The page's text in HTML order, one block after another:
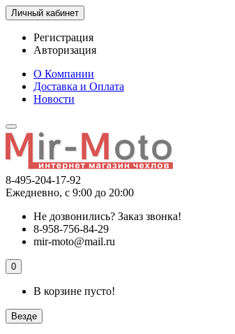
Личный кабинет
Регистрация
Авторизация
О Компании
Доставка и Оплата
Новости
8-495-204-17-92
Ежедневно, с 9:00 до 20:00
Не дозвонились? Заказ звонка!
8-958-756-84-29
mir-moto@mail.ru
0
В корзине пусто!
Везде